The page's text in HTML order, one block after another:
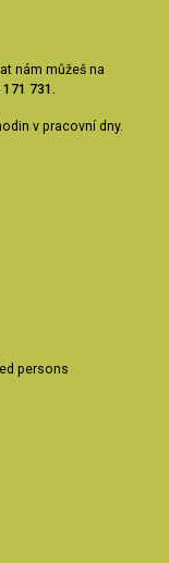
nám můžeš na
731.
v pracovní dny.
persons